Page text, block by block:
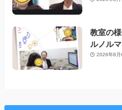
教室の
ルノル
2026年8月